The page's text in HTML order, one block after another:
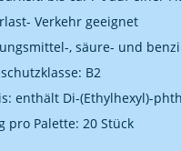
Verkehr geeignet
, säure- und
B2
enthält Di-(Ethylhexyl)-
pro Palette: 20 Stück